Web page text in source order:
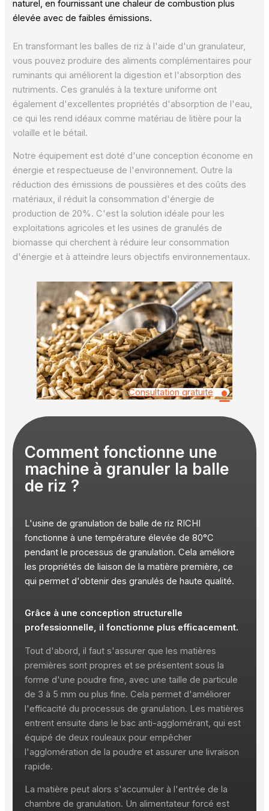
naturel, en fournissant une chaleur de combustion plus
élevée avec de faibles émissions.
En transformant les balles de riz à l'aide d'un granulateur,
vous pouvez produire des aliments complémentaires pour
ruminants qui améliorent la digestion et l'absorption des
nutriments. Ces granulés à la texture uniforme ont
également d'excellentes propriétés d'absorption de l'eau,
ce qui les rend idéaux comme matériau de litière pour la
volaille et le bétail.
Notre équipement est doté d'une conception économe en
énergie et respectueuse de l'environnement. Outre la
réduction des émissions de poussières et des coûts des
matériaux, il réduit la consommation d'énergie de
production de 20%. C'est la solution idéale pour les
exploitations agricoles et les usines de granulés de
biomasse qui cherchent à réduire leur consommation
d'énergie et à atteindre leurs objectifs environnementaux.
Consultation gratuite •
Comment fonctionne une
machine à granuler la balle
de riz ?
L'usine de granulation de balle de riz RICHI
fonctionne à une température élevée de 80°C
pendant le processus de granulation. Cela améliore
les propriétés de liaison de la matière première, ce
qui permet d'obtenir des granulés de haute qualité.
Grâce à une conception structurelle
professionnelle, il fonctionne plus efficacement.
Tout d'abord, il faut s'assurer que les matières
premières sont propres et se présentent sous la
forme d'une poudre fine, avec une taille de particule
de 3 à 5 mm ou plus fine. Cela permet d'améliorer
l'efficacité du processus de granulation. Les matières
entrent ensuite dans le bac anti-agglomérant, qui est
équipé de deux rouleaux pour empêcher
l'agglomération de la poudre et assurer une livraison
rapide.
La matière peut alors s'accumuler à l'entrée de la
chambre de granulation. Un alimentateur forcé est